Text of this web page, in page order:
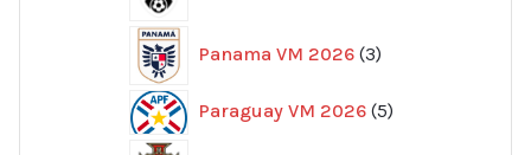
Panama VM 2026 3
produkter
Paraguay VM 2026 55